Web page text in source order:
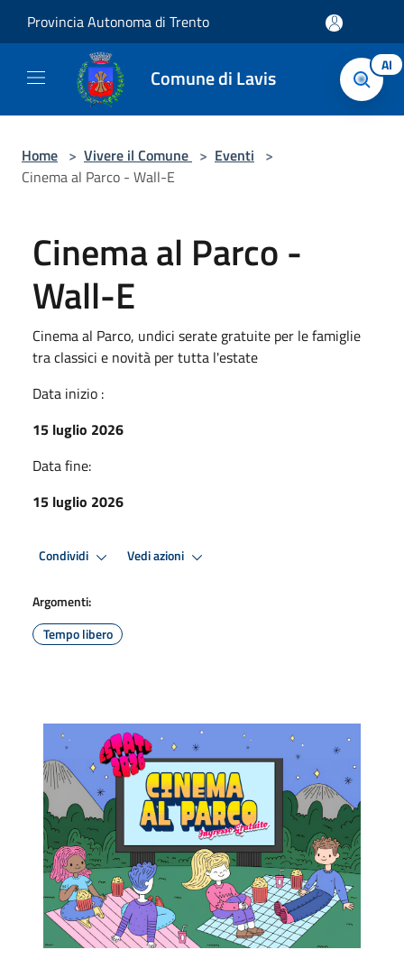
Provincia Autonoma di Trento
Comune di Lavis AI
Home > Vivere il Comune > Eventi >
Cinema al Parco - Wall-E
Cinema al Parco -
Wall-E
Cinema al Parco, undici serate gratuite per le famiglie
tra classici e novità per tutta l'estate
Data inizio :
15 luglio 2026
Data fine:
15 luglio 2026
Condividi Vedi azioni
Argomenti:
Tempo libero